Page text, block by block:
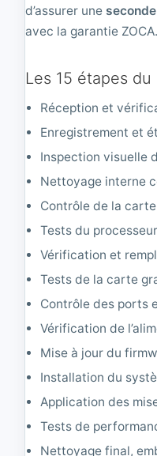
d’assurer une
avec la garantie ZOCA.
Les 15 étapes
Réception et
Enregistrement et
Inspection visuelle
Nettoyage interne
Contrôle de la
Tests du
Vérification et
Tests de la carte
Contrôle des ports
Vérification de
Mise à jour du
Installation du
Application des
Tests de
Nettoyage final,